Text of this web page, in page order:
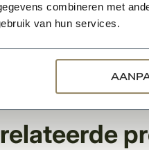
combineren met
van hun services.
raamdorpel kan in elke
met behulp van een
zorg ervoor dat u bij het